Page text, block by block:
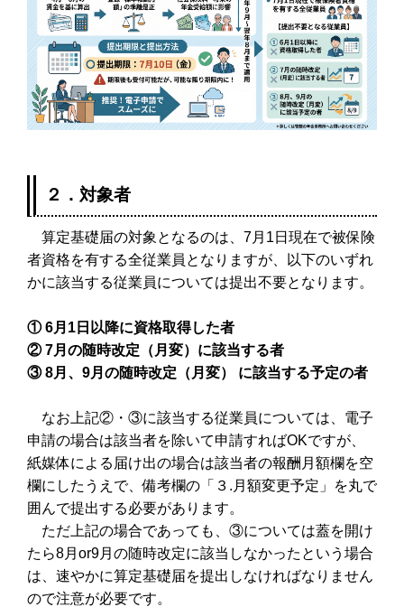
２．対象者
算定基礎届の対象となるのは、7月1日現在で被保険
者資格を有する全従業員となりますが、以下のいずれ
かに該当する従業員については提出不要となります。
① 6月1日以降に資格取得した者
② 7月の随時改定（月変）に該当する者
③ 8月、9月の随時改定（月変） に該当する予定の者
なお上記②・③に該当する従業員については、電子
申請の場合は該当者を除いて申請すればOKですが、
紙媒体による届け出の場合は該当者の報酬月額欄を空
欄にしたうえで、備考欄の「３.月額変更予定」を丸で
囲んで提出する必要があります。
ただ上記の場合であっても、③については蓋を開け
たら8月or9月の随時改定に該当しなかったという場合
は、速やかに算定基礎届を提出しなければなりません
ので注意が必要です。